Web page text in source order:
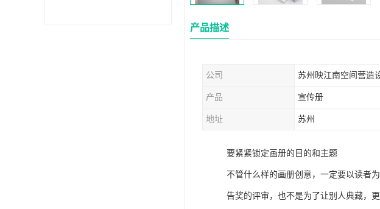
产品描述
公司 苏州映江南空间营造
产品 宣传册
地址 苏州
要紧紧锁定画册的目的和主题
不管什么样的画册创意，一定要以读者
告奖的评审，也不是为了让别人典藏，